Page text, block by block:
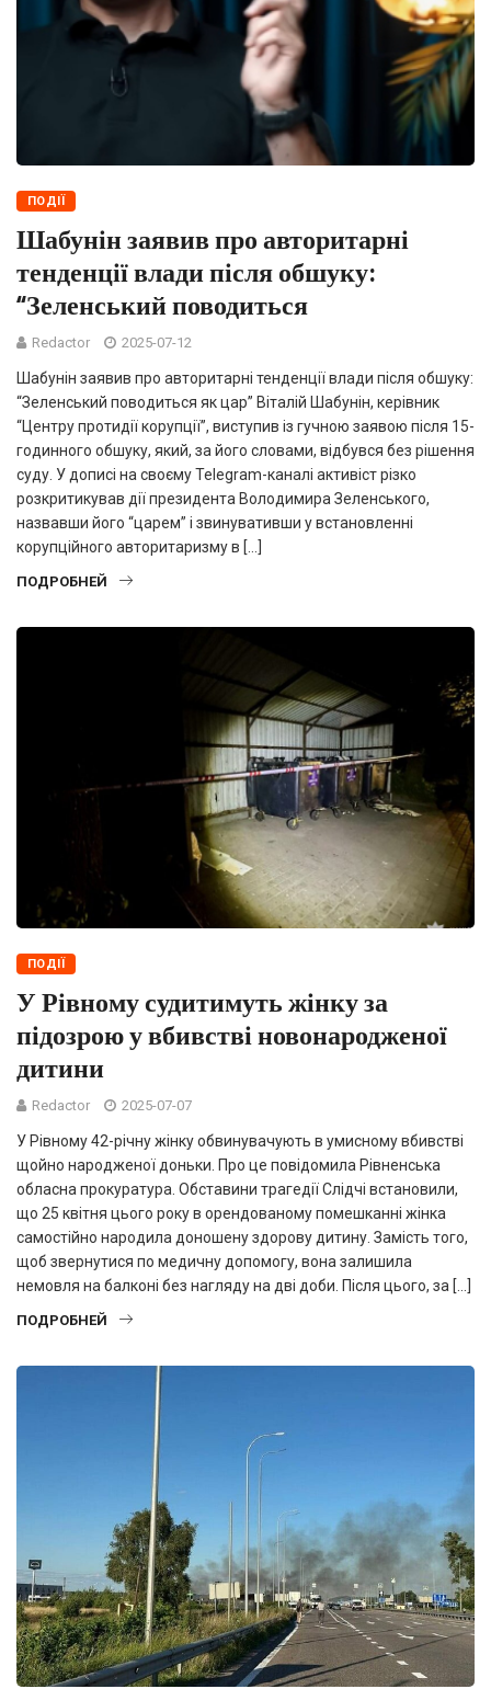
ПОДІЇ
Шабунін заявив про авторитарні
тенденції влади після обшуку:
“Зеленський поводиться
Redactor 2025-07-12
Шабунін заявив про авторитарні тенденції влади після обшуку:
“Зеленський поводиться як цар” Віталій Шабунін, керівник
“Центру протидії корупції”, виступив із гучною заявою після 15-
годинного обшуку, який, за його словами, відбувся без рішення
суду. У дописі на своєму Telegram-каналі активіст різко
розкритикував дії президента Володимира Зеленського,
назвавши його “царем” і звинувативши у встановленні
корупційного авторитаризму в […]
ПОДРОБНЕЙ
ПОДІЇ
У Рівному судитимуть жінку за
підозрою у вбивстві новонародженої
дитини
Redactor 2025-07-07
У Рівному 42-річну жінку обвинувачують в умисному вбивстві
щойно народженої доньки. Про це повідомила Рівненська
обласна прокуратура. Обставини трагедії Слідчі встановили,
що 25 квітня цього року в орендованому помешканні жінка
самостійно народила доношену здорову дитину. Замість того,
щоб звернутися по медичну допомогу, вона залишила
немовля на балконі без нагляду на дві доби. Після цього, за […]
ПОДРОБНЕЙ